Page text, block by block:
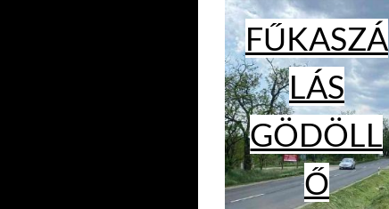
FŰKASZÁ
LÁS
GÖDÖLL
Ő